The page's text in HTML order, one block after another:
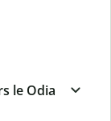
le Odia